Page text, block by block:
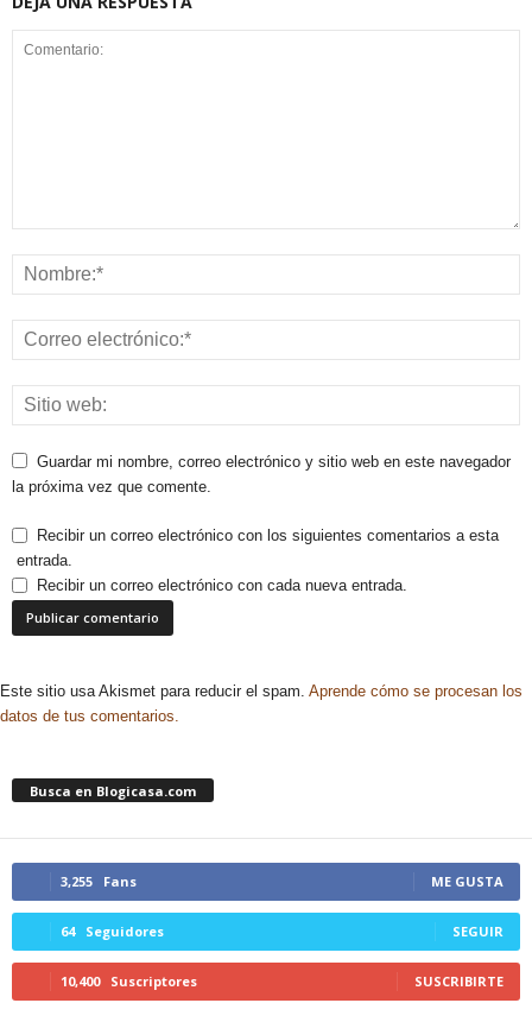
Guardar mi nombre, correo electrónico y sitio web en este navegador
la próxima vez que comente.
Recibir un correo electrónico con los siguientes comentarios a esta
entrada.
Recibir un correo electrónico con cada nueva entrada.
Este sitio usa Akismet para reducir el spam. Aprende cómo se procesan los
datos de tus comentarios.
Busca en Blogicasa.com
3,255 Fans ME GUSTA
64 Seguidores SEGUIR
10,400 Suscriptores SUSCRIBIRTE